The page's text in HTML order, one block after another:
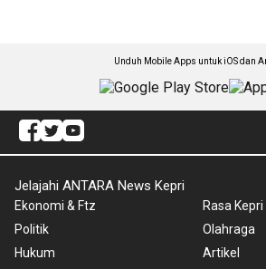
Unduh Mobile Apps untuk iOS dan
Jelajahi ANTARA News Kepri
Ekonomi & Ftz
Politik
Hukum
Rasa Kepri
Olahraga
Artikel